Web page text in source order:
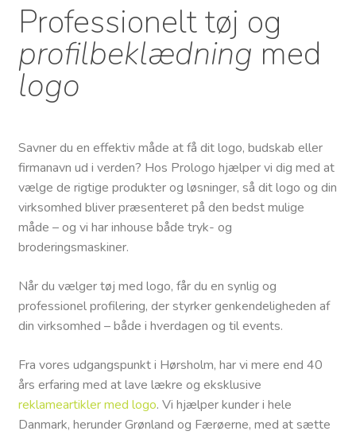
Professionelt tøj og
profilbeklædning med
logo
Savner du en effektiv måde at få dit logo, budskab eller
firmanavn ud i verden? Hos Prologo hjælper vi dig med at
vælge de rigtige produkter og løsninger, så dit logo og din
virksomhed bliver præsenteret på den bedst mulige
måde – og vi har inhouse både tryk- og
broderingsmaskiner.
Når du vælger tøj med logo, får du en synlig og
professionel profilering, der styrker genkendeligheden af
din virksomhed – både i hverdagen og til events.
Fra vores udgangspunkt i Hørsholm, har vi mere end 40
års erfaring med at lave lækre og eksklusive
reklameartikler med logo. Vi hjælper kunder i hele
Danmark, herunder Grønland og Færøerne, med at sætte